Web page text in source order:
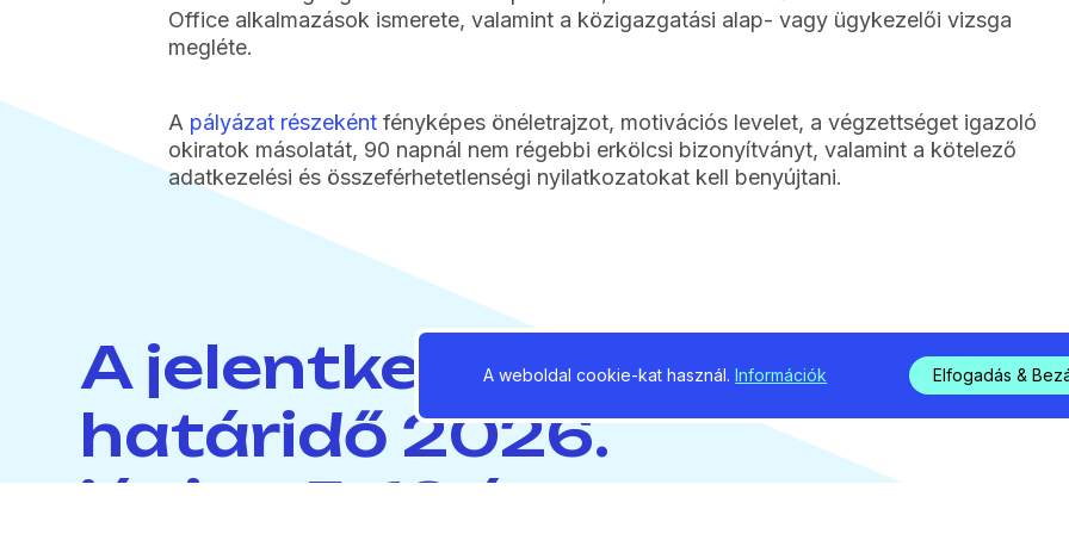
Office alkalmazások ismerete, valamint a közigazgatási alap- vagy ügykezelői vizsga
megléte.
A pályázat részekéntfényképes önéletrajzot, motivációs levelet, a végzettséget igazoló
okiratok másolatát, 90 napnál nem régebbi erkölcsi bizonyítványt, valamint a kötelező
adatkezelési és összeférhetetlenségi nyilatkozatokat kell benyújtani.
A jelentkezési
határidő 2026.
június 5. 13 óra.
A weboldal cookie-kat használ.Információk Elfogadás &